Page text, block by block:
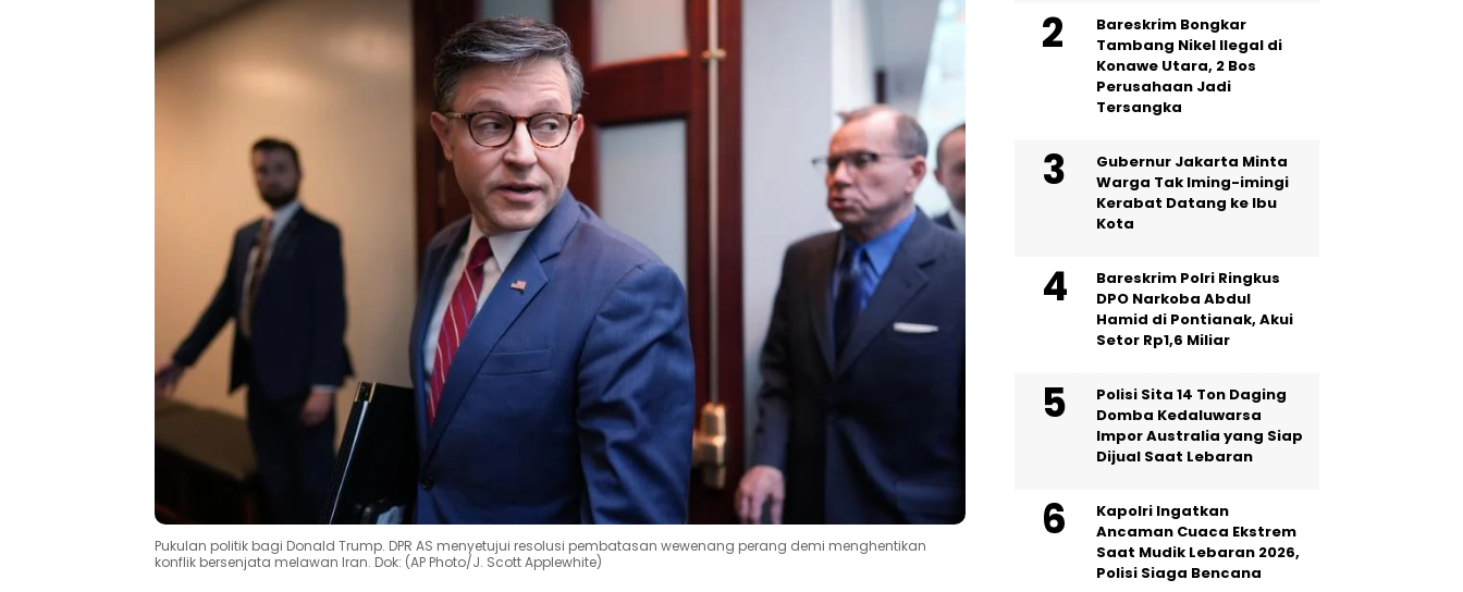
Pukulan politik bagi Donald Trump. DPR AS menyetujui resolusi pembatasan wewenang perang demi menghentikan
konflik bersenjata melawan Iran. Dok: (AP Photo/J. Scott Applewhite)
Bareskrim Bongkar
Tambang Nikel Ilegal di
Konawe Utara, 2 Bos
Perusahaan Jadi
Tersangka
Gubernur Jakarta Minta
Warga Tak Iming-imingi
Kerabat Datang ke Ibu
Kota
Bareskrim Polri Ringkus
DPO Narkoba Abdul
Hamid di Pontianak, Akui
Setor Rp1,6 Miliar
Polisi Sita 14 Ton Daging
Domba Kedaluwarsa
Impor Australia yang Siap
Dijual Saat Lebaran
Kapolri Ingatkan
Ancaman Cuaca Ekstrem
Saat Mudik Lebaran 2026,
Polisi Siaga Bencana